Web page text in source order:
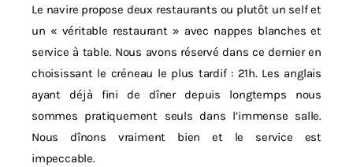
Le navire propose deux restaurants ou plutôt un self et
un « véritable restaurant » avec nappes blanches et
service à table. Nous avons réservé dans ce dernier en
choisissant le créneau le plus tardif : 21h. Les anglais
ayant déjà fini de dîner depuis longtemps nous
sommes pratiquement seuls dans l’immense salle.
Nous dînons vraiment bien et le service est
impeccable.